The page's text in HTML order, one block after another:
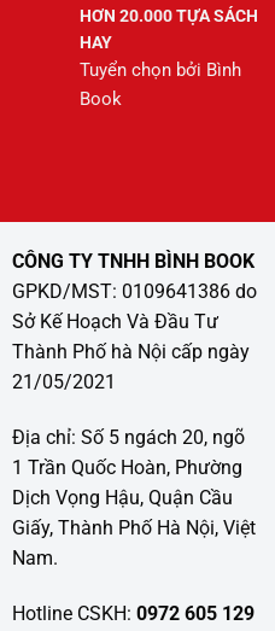
HƠN 20.000 TỰA SÁCH
HAY
Tuyển chọn bởi Bình
Book
CÔNG TY TNHH BÌNH BOOK
GPKD/MST: 0109641386 do
Sở Kế Hoạch Và Đầu Tư
Thành Phố hà Nội cấp ngày
21/05/2021
Địa chỉ: Số 5 ngách 20, ngõ
1 Trần Quốc Hoàn, Phường
Dịch Vọng Hậu, Quận Cầu
Giấy, Thành Phố Hà Nội, Việt
Nam.
Hotline CSKH: 0972 605 129